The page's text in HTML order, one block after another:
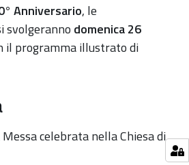
Anniversario, le
svolgeranno domenica 26
il programma illustrato di
celebrata nella Chiesa di